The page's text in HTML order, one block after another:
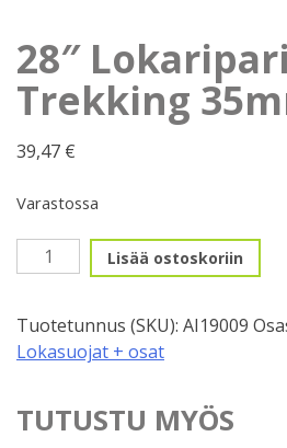
28″
Trekking
39,47 €
Varastossa
Lokaripari,
Trekking
35mm
Lisää ostoskoriin
Tuotetunnus (SKU): AI19009
Lokasuojat + osat
TUTUSTU MYÖS